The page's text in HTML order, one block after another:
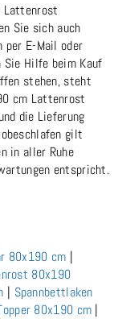
Lattenrost
Sie sich auch
per E-Mail oder
Sie Hilfe beim Kauf
stehen, steht
cm Lattenrost
die Lieferung
gilt
in aller Ruhe
entspricht.
80x190 cm |
80x190
| Spannbettlaken
80x190 cm |